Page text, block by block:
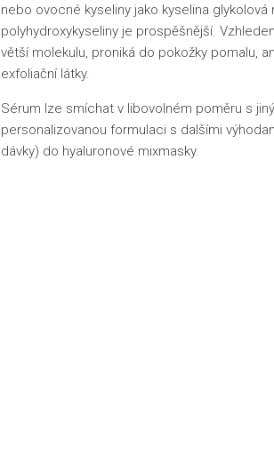
nebo ovocné kyseliny jako kyselina
polyhydroxykyseliny je prospěšnější.
větší molekulu, proniká do pokožky pomalu,
exfoliační látky.
Sérum lze smíchat v libovolném poměru s
personalizovanou formulaci s dalšími
dávky) do hyaluronové mixmasky.